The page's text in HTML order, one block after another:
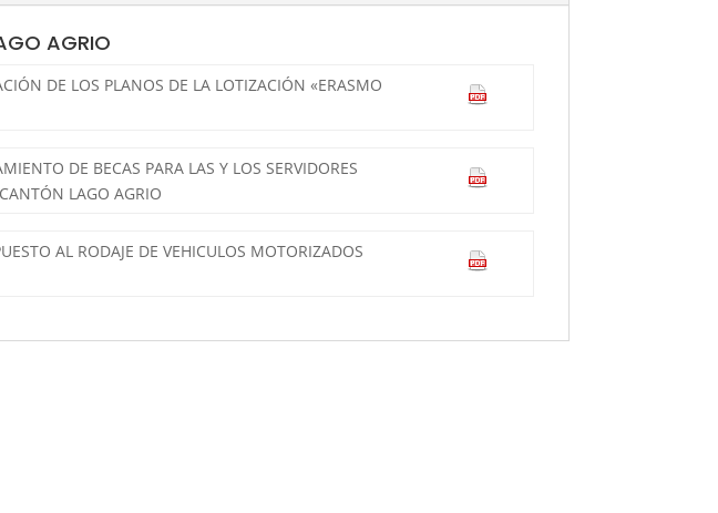
AGRIO
DE LOS PLANOS DE LA LOTIZACIÓN «ERASMO
DE BECAS PARA LAS Y LOS SERVIDORES
LAGO AGRIO
AL RODAJE DE VEHICULOS MOTORIZADOS